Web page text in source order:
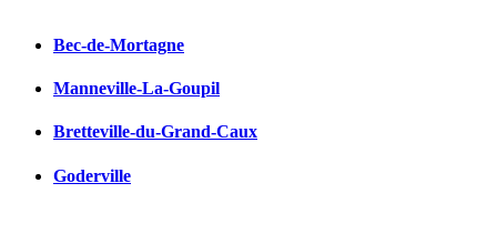
Bec-de-Mortagne
Manneville-La-Goupil
Bretteville-du-Grand-Caux
Goderville